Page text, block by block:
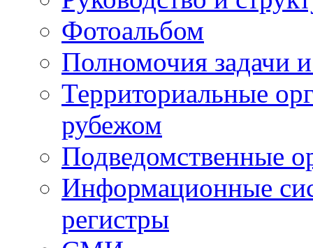
Фотоальбом
Полномочия задачи
Территориальные
рубежом
Подведомственные
Информационные
регистры